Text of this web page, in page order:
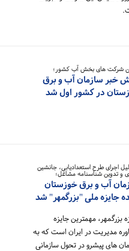
شرکت های بخش آب کشور؛
سازمان آب و برق
در کشور اول شد
اجرای طرح استعدادیابی، جانشین
تدوین شناسنامه مشاغل؛
آب و برق خوزستان
جایزه ملی "بزرگمهر" شد
مهمترین جایزه
مدیریت در ایران است که به
های پیشرو در تحول سازمانی